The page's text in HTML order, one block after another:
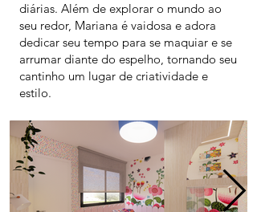
diárias. Além de explorar o mundo ao
seu redor, Mariana é vaidosa e adora
dedicar seu tempo para se maquiar e se
arrumar diante do espelho, tornando seu
cantinho um lugar de criatividade e
estilo.